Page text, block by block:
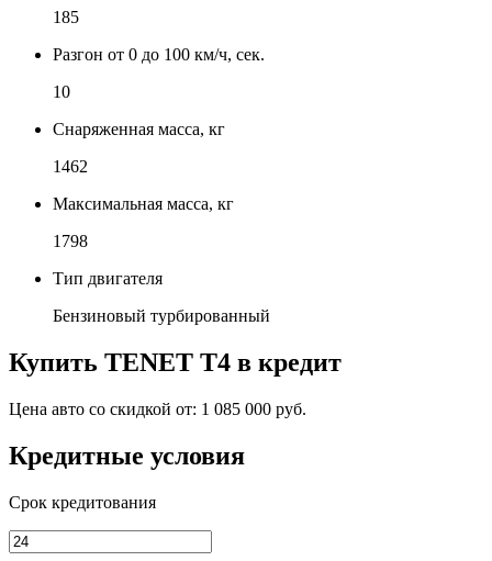
185
Разгон от 0 до 100 км/ч, сек.
10
Снаряженная масса, кг
1462
Максимальная масса, кг
1798
Тип двигателя
Бензиновый турбированный
Купить TENET T4 в кредит
Цена авто со скидкой от: 1 085 000 руб.
Кредитные условия
Срок кредитования